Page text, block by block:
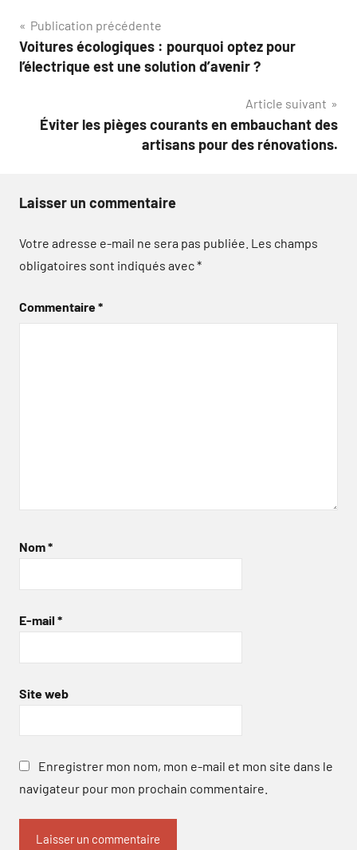
Navigation
de
Publication précédente
Voitures écologiques : pourquoi optez pour
l’électrique est une solution d’avenir ?
Article suivant
Éviter les pièges courants en embauchant des
artisans pour des rénovations.
Laisser un commentaire
Votre adresse e-mail ne sera pas publiée. Les champs
obligatoires sont indiqués avec*
Commentaire*
Nom*
E-mail *
Site web
Enregistrer mon nom, mon e-mail et mon site dans le
navigateur pour mon prochain commentaire.